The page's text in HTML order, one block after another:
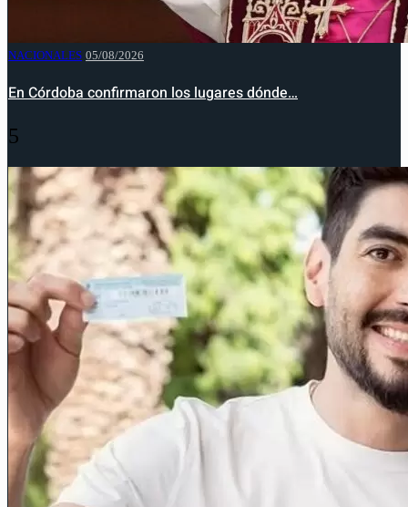
NACIONALES 05/08/2026
En Córdoba confirmaron los lugares dónde…
5